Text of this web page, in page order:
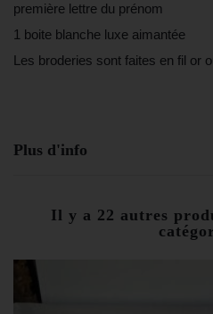
première lettre du prénom
1 boite blanche luxe aimantée
Les broderies sont faites en fil or
Plus d'info
Il y a 22 autres